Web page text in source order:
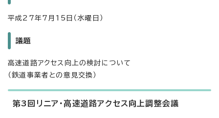
平成27年7月15日（水曜日）
議題
高速道路アクセス向上の検討について
（鉄道事業者との意見交換）
第3回リニア・高速道路アクセス向上調整会議